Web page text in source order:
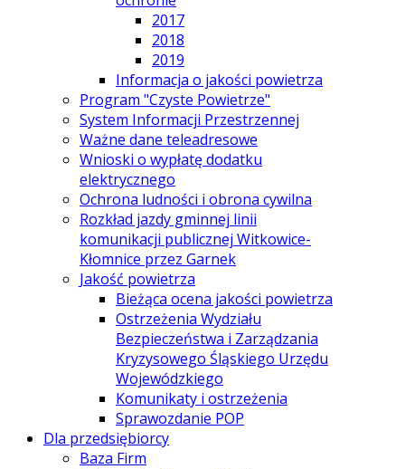
2017
2018
2019
Informacja o jakości powietrza
Program "Czyste Powietrze"
System Informacji Przestrzennej
Ważne dane teleadresowe
Wnioski o wypłatę dodatku
elektrycznego
Ochrona ludności i obrona cywilna
Rozkład jazdy gminnej linii
komunikacji publicznej Witkowice-
Kłomnice przez Garnek
Jakość powietrza
Bieżąca ocena jakości powietrza
Ostrzeżenia Wydziału
Bezpieczeństwa i Zarządzania
Kryzysowego Śląskiego Urzędu
Wojewódzkiego
Komunikaty i ostrzeżenia
Sprawozdanie POP
Dla przedsiębiorcy
Baza Firm